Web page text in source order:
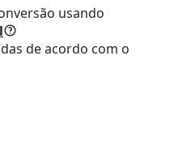
usando
de acordo com o